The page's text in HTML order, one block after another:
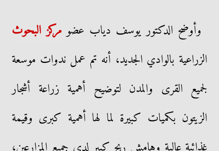
وأوضح الدكتور يوسف دياب عضومركز البحوث
الزراعية بالوادي الجديد، أنه تم عمل ندوات موسعة
لجميع القرى والمدن لتوضيح أهمية زراعة أشجار
الزيتون بكميات كبيرة لما لها أهمية كبرى وقيمة